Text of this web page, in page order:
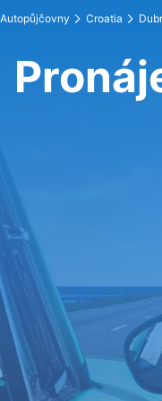
Autopůjčovny Croatia